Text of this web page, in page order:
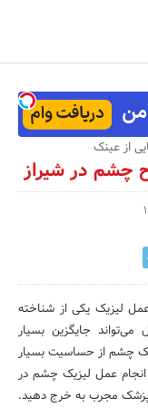
رسمی
-
اخبار
تایید
شده
شرکت‌ها،
سازمان‌ها
و
روابط
عمومی‌ها
صفحه نخست اقتصادی
تجارت و بازار
کارآفرینی و استارتاپ
نفت، انرژی و صنایع
کسب و کار و خرده فروشی
صنایع غذایی و کشاورزی
کار و استخدام
صفحه نخست اجتماعی
علم و آموزش
بهداشت و درمان
شهر و جامعه
محیط زیست
تبلیغات و روابط عمومی
صفحه نخست فرهنگی
رسانه‌ها
نشریات و کتاب
سینما و تئاتر
صنایع دستی
صفحه نخست ورزش
تازه‌های ورزش
مکان‌های ورزشی
تجهیزات ورزشی
صفحه نخست سبک زندگی
سلامت و زیبایی
روانشناسی و موفقیت
مد و لباس
صفحه نخست رویداد
حراج و تخفیف
جشنواره، نمایشگاه و
مسابقه و فراخوان
از عینک
چشم در شیراز
لیزیک یکی از شناخته‌
جایگزین بسیار
چشم از حساسیت بسیار
انجام عمل لیزیک چشم در
پزشک مجرب به ‌خرج دهید.